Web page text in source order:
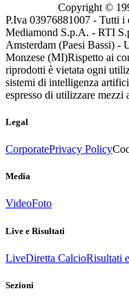
Copyright ©
P.Iva 03976881007 - Tutti
Mediamond S.p.A. - RTI
Amsterdam (Paesi Bassi)
Monzese (MI)Rispetto ai
riprodotti è vietata ogni
sistemi di intelligenza
espresso di utilizzare mezzi
Legal
CorporatePrivacy Policy
Media
VideoFoto
Live e Risultati
LiveDiretta CalcioRisultati
Sezioni